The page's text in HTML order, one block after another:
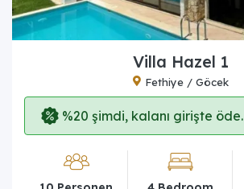
Villa Hazel 1
Fethiye / Göcek
%20 şimdi, kalanı girişte öde.